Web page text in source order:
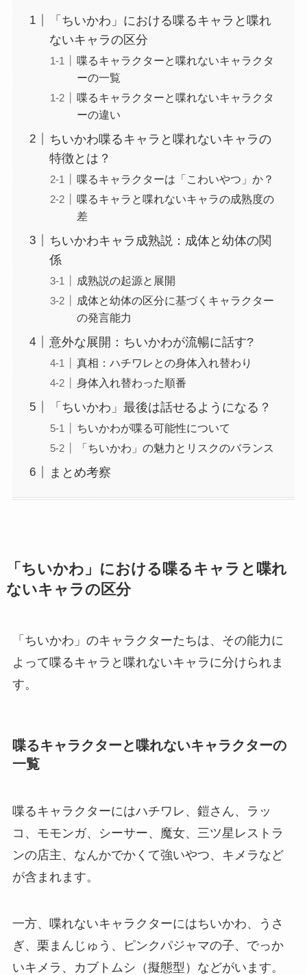
「ちいかわ」における喋るキャラと喋れ
ないキャラの区分
喋るキャラクターと喋れないキャラクタ
ーの一覧
喋るキャラクターと喋れないキャラクタ
ーの違い
ちいかわ喋るキャラと喋れないキャラの
特徴とは？
喋るキャラクターは「こわいやつ」か？
喋るキャラと喋れないキャラの成熟度の
差
ちいかわキャラ成熟説：成体と幼体の関
係
成熟説の起源と展開
成体と幼体の区分に基づくキャラクター
の発言能力
意外な展開：ちいかわが流暢に話す?
真相：ハチワレとの身体入れ替わり
身体入れ替わった順番
「ちいかわ」最後は話せるようになる？
ちいかわが喋る可能性について
「ちいかわ」の魅力とリスクのバランス
まとめ考察
「ちいかわ」における喋るキャラと喋れ
ないキャラの区分
「ちいかわ」のキャラクターたちは、その能力に
よって喋るキャラと喋れないキャラに分けられま
す。
喋るキャラクターと喋れないキャラクターの
一覧
喋るキャラクターにはハチワレ、鎧さん、ラッ
コ、モモンガ、シーサー、魔女、三ツ星レストラ
ンの店主、なんかでかくて強いやつ、キメラなど
が含まれます。
一方、喋れないキャラクターにはちいかわ、うさ
ぎ、栗まんじゅう、ピンクパジャマの子、でっか
いキメラ、カブトムシ（擬態型）などがいます。